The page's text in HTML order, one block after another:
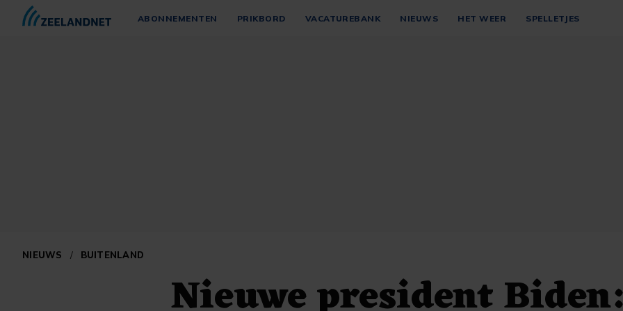
ABONNEMENTEN PRIKBORD VACATUREBANK NIEUWS HET WEER SPELLETJES
NIEUWS / BUITENLAND